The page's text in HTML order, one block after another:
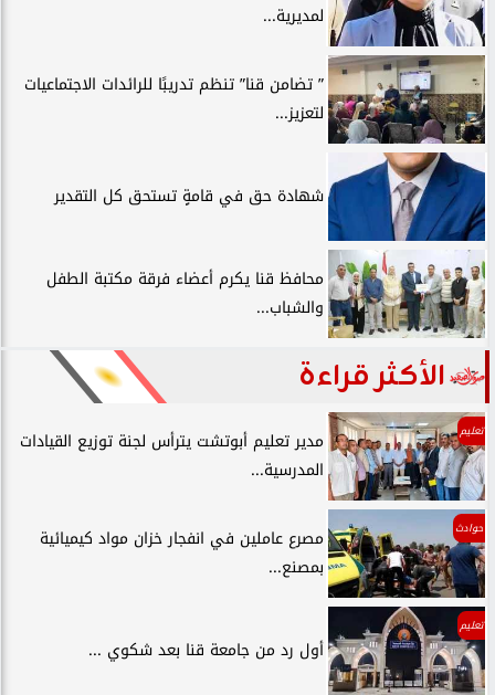
لمديرية...
” تضامن قنا” تنظم تدريبًا للرائدات الاجتماعيات
لتعزيز...
شهادة حق في قامةٍ تستحق كل التقدير
محافظ قنا يكرم أعضاء فرقة مكتبة الطفل
والشباب...
الأكثر قراءة
تعليم
مدير تعليم أبوتشت يترأس لجنة توزيع القيادات
المدرسية...
حوادث
مصرع عاملين في انفجار خزان مواد كيميائية
بمصنع...
تعليم
أول رد من جامعة قنا بعد شكوي ...